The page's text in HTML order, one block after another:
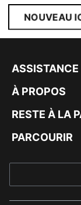
NOUVEAU
ASSISTANCE
À PROPOS
RESTE À LA
PARCOURIR